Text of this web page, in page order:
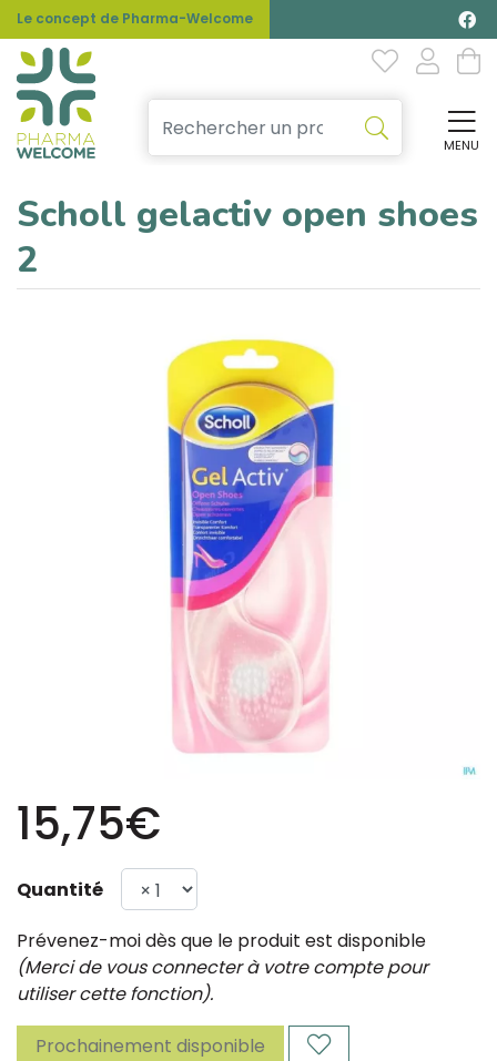
Le concept de Pharma-Welcome
MENU
Scholl gelactiv open shoes
2
15,75€
Quantité
Prévenez-moi dès que le produit est disponible
(Merci de vous connecter à votre compte pour
utiliser cette fonction).
Prochainement disponible